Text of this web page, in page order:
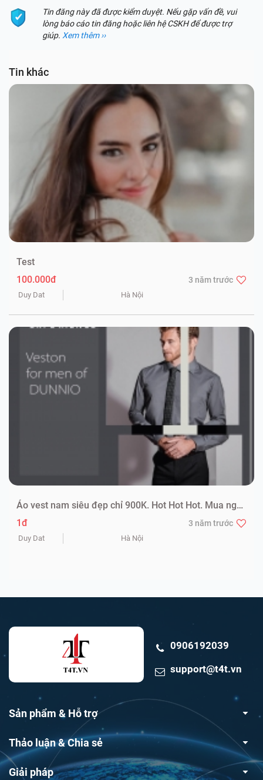
Tin đăng này đã được kiểm duyệt. Nếu gặp vấn đề, vui
lòng báo cáo tin đăng hoặc liên hệ CSKH để được trợ
giúp. Xem thêm ››
Tin khác
Test
100.000đ
3 năm trước
Duy Dat Hà Nội
Áo vest nam siêu đẹp chỉ 900K. Hot Hot Hot. Mua ngay
kẻo hết bla bla. Áo vest nam siêu đẹp chỉ 900K. Hot
Hot Hot. Mua ngay kẻo h
1đ 3 năm trước
Duy Dat Hà Nội
0906192039
support@t4t.vn
Sản phẩm & Hỗ trợ
Thảo luận & Chia sẻ
Giải pháp